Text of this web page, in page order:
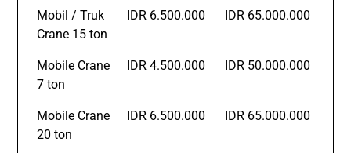
Mobil / Truk
Crane 15 ton
IDR 6.500.000 IDR 65.000.000
Mobile Crane
7 ton
IDR 4.500.000 IDR 50.000.000
Mobile Crane
20 ton
IDR 6.500.000 IDR 65.000.000